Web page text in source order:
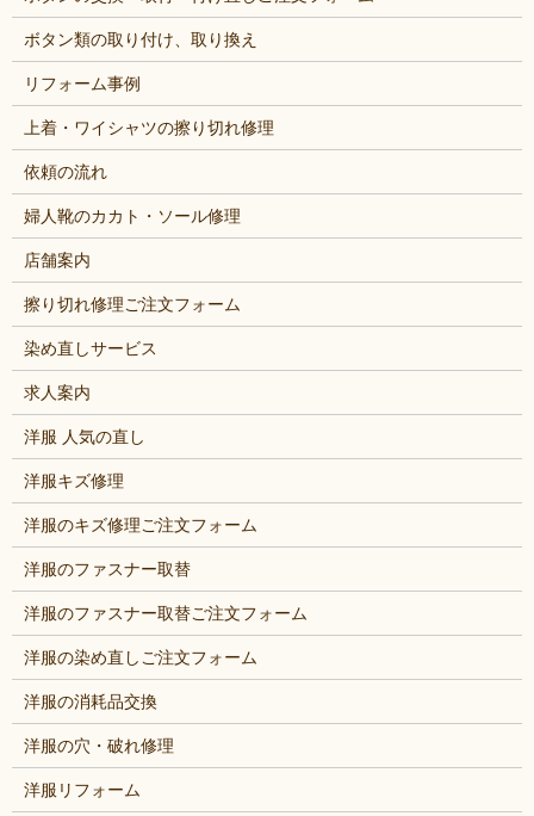
ボタン類の取り付け、取り換え
リフォーム事例
上着・ワイシャツの擦り切れ修理
依頼の流れ
婦人靴のカカト・ソール修理
店舗案内
擦り切れ修理ご注文フォーム
染め直しサービス
求人案内
洋服 人気の直し
洋服キズ修理
洋服のキズ修理ご注文フォーム
洋服のファスナー取替
洋服のファスナー取替ご注文フォーム
洋服の染め直しご注文フォーム
洋服の消耗品交換
洋服の穴・破れ修理
洋服リフォーム